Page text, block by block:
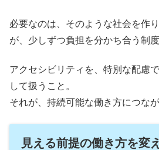
必要なのは、そのような社会を作
が、少しずつ負担を分かち合う制
アクセシビリティを、特別な配慮
して扱うこと。
それが、持続可能な働き方につなが
見える前提の働き方を変